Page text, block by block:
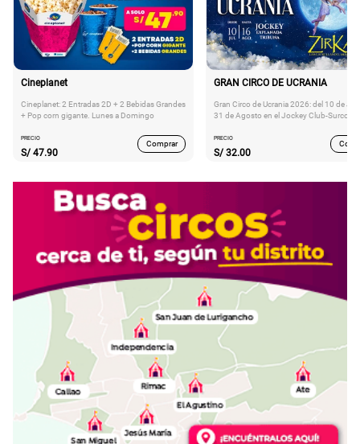
Cineplanet
Cineplanet: 2 Entradas 2D + 2 Bebidas Grandes
+ Pop corn gigante. Lunes a Domingo
PRECIO
S/ 47.90
Comprar
GRAN CIRCO DE UCRANIA
Gran Circo de Ucrania 2026: del 10 de
31 de Agosto en el Jockey Club-Surco
PRECIO
S/ 32.00